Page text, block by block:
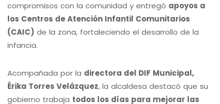
compromisos con la comunidad y entregó apoyos a
los Centros de Atención Infantil Comunitarios
(CAIC) de la zona, fortaleciendo el desarrollo de la
infancia.
Acompañada por la directora del DIF Municipal,
Érika Torres Velázquez, la alcaldesa destacó que su
gobierno trabaja todos los días para mejorar las